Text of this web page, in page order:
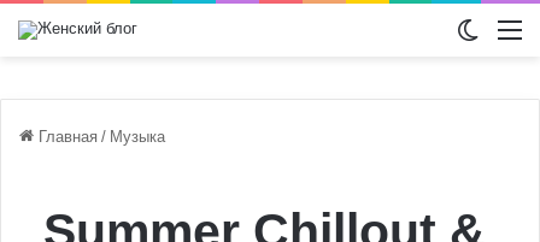
Главная / Музыка